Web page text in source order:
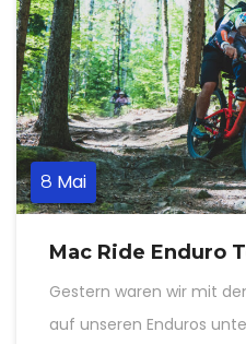
8 Mai
Mac Ride Enduro
Gestern waren wir mit
auf unseren Enduros